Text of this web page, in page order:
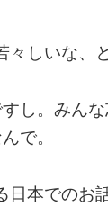
しいな、と
し。みん
で。
日本でのお